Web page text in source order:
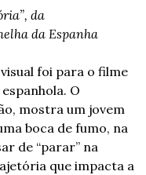
da
da Espanha
foi para o filme
O
mostra um jovem
boca de fumo, na
de “parar” na
que impacta a